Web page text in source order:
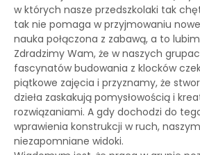
w których nasze przedszkolaki tak
tak nie pomaga w przyjmowaniu
nauka połączona z zabawą, a to
Zdradzimy Wam, że w naszych
fascynatów budowania z klocków
piątkowe zajęcia i przyznamy, że
dzieła zaskakują pomysłowością i
rozwiązaniami. A gdy dochodzi do
wprawienia konstrukcji w ruch,
niezapomniane widoki.